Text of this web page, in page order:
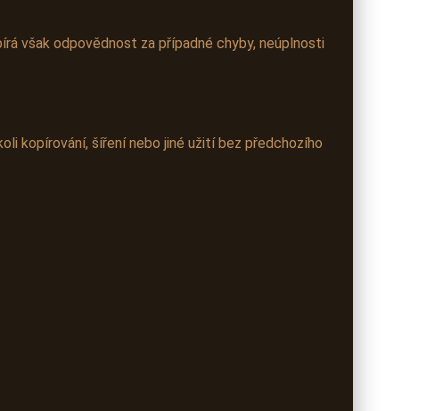
však odpovědnost za případné chyby, neúplnosti
kopírování, šíření nebo jiné užití bez předchozího